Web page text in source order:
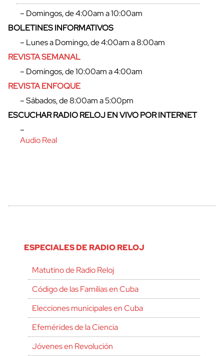
– Domingos, de 4:00am a 10:00am
BOLETINES INFORMATIVOS
– Lunes a Domingo, de 4:00am a 8:00am
REVISTA SEMANAL
– Domingos, de 10:00am a 4:00am
REVISTA ENFOQUE
– Sábados, de 8:00am a 5:00pm
ESCUCHAR RADIO RELOJ EN VIVO POR INTERNET
–
Audio Real
ESPECIALES DE RADIO RELOJ
Matutino de Radio Reloj
Código de las Familias en Cuba
Elecciones municipales en Cuba
Efemérides de la Ciencia
Jóvenes en Revolución